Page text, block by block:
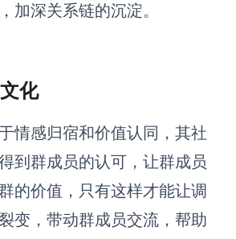
加深关系链的沉淀。
化
情感归宿和价值认同，其社
到群成员的认可，让群成员
的价值，只有这样才能让调
变，带动群成员交流，帮助